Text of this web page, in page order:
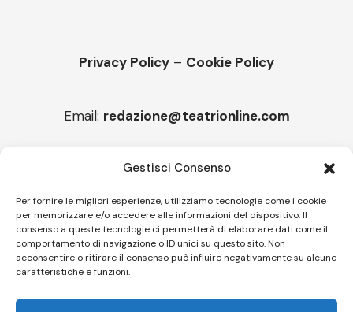
Gestisci Consenso
Per fornire le migliori esperienze, utilizziamo tecnologie come i cookie
per memorizzare e/o accedere alle informazioni del dispositivo. Il
consenso a queste tecnologie ci permetterà di elaborare dati come il
comportamento di navigazione o ID unici su questo sito. Non
acconsentire o ritirare il consenso può influire negativamente su alcune
caratteristiche e funzioni.
Privacy Policy – Cookie Policy
Email: redazione@teatrionline.com
“Color fest” torna in Calabria